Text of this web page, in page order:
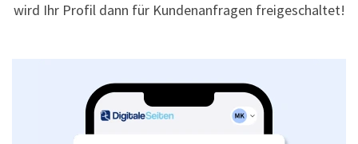
wird Ihr Profil dann für Kundenanfragen freigeschaltet!